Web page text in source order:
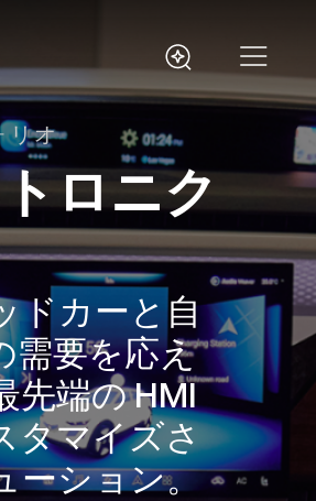
リオ
ロニク
ドカーと自
需要を応え
先端の HMI
タマイズさ
ーション。